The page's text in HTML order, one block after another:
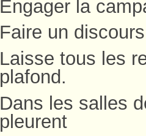
Engager la
Faire un
Laisse tous les
plafond.
Dans les salles
pleurent